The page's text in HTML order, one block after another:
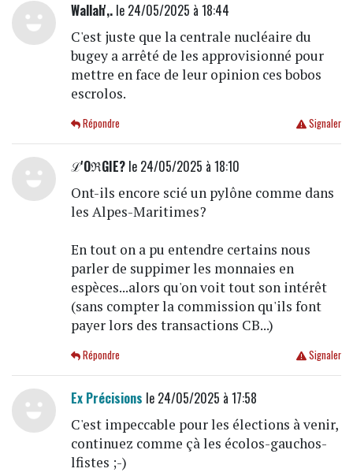
Wallah',.le 24/05/2025 à 18:44
C'est juste que la centrale nucléaire du
bugey a arrêté de les approvisionné pour
mettre en face de leur opinion ces bobos
escrolos.
Signaler
Répondre
ℒ'OℜGIE?le 24/05/2025 à 18:10
Ont-ils encore scié un pylône comme dans
les Alpes-Maritimes?
En tout on a pu entendre certains nous
parler de suppimer les monnaies en
espèces...alors qu'on voit tout son intérêt
(sans compter la commission qu'ils font
payer lors des transactions CB...)
Signaler
Répondre
Ex Précisions le 24/05/2025 à 17:58
C'est impeccable pour les élections à venir,
continuez comme çà les écolos-gauchos-
lfistes ;-)